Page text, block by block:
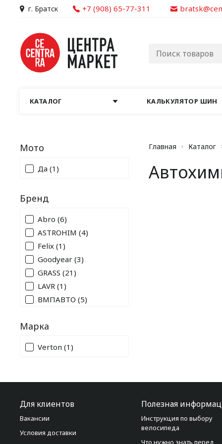
г. Братск +7 (908) 65-77-311
КАТАЛОГ КАЛЬКУЛЯТОР ШИН
Мото
Да (1)
Бренд
Abro (6)
ASTROHIM (4)
Felix (1)
Goodyear (3)
GRASS (21)
LAVR (1)
ВМПАВТО (5)
Марка
Verton (1)
Главная Каталог
Для клиентов
Вакансии
Условия доставки
Полезная
Инструкция по выбору
велосипеда
Что нужно знать перед